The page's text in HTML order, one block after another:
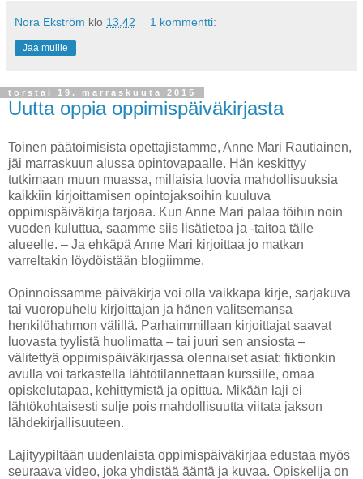
Nora Ekström klo 13.42 1 kommentti:
Jaa muille
torstai 19. marraskuuta 2015
Uutta oppia oppimispäiväkirjasta
Toinen päätoimisista opettajistamme, Anne Mari Rautiainen,
jäi marraskuun alussa opintovapaalle. Hän keskittyy
tutkimaan muun muassa, millaisia luovia mahdollisuuksia
kaikkiin kirjoittamisen opintojaksoihin kuuluva
oppimispäiväkirja tarjoaa. Kun Anne Mari palaa töihin noin
vuoden kuluttua, saamme siis lisätietoa ja -taitoa tälle
alueelle. – Ja ehkäpä Anne Mari kirjoittaa jo matkan
varreltakin löydöistään blogiimme.
Opinnoissamme päiväkirja voi olla vaikkapa kirje, sarjakuva
tai vuoropuhelu kirjoittajan ja hänen valitsemansa
henkilöhahmon välillä. Parhaimmillaan kirjoittajat saavat
luovasta tyylistä huolimatta – tai juuri sen ansiosta –
välitettyä oppimispäiväkirjassa olennaiset asiat: fiktionkin
avulla voi tarkastella lähtötilannettaan kurssille, omaa
opiskelutapaa, kehittymistä ja opittua. Mikään laji ei
lähtökohtaisesti sulje pois mahdollisuutta viitata jakson
lähdekirjallisuuteen.
Lajityypiltään uudenlaista oppimispäiväkirjaa edustaa myös
seuraava video, joka yhdistää ääntä ja kuvaa. Opiskelija on